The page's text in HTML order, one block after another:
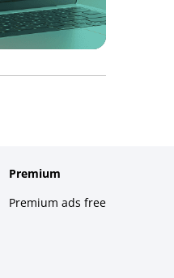
Premium
Premium ads free